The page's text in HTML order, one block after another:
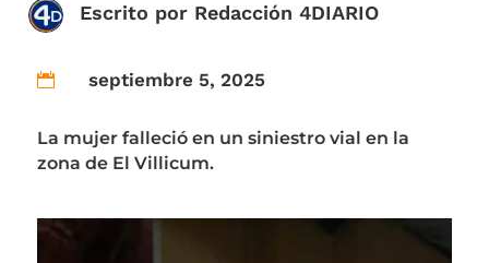
Escrito por Redacción 4DIARIO
 septiembre 5, 2025
La mujer falleció en un siniestro vial en la
zona de El Villicum.